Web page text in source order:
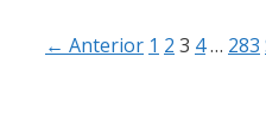
← Anterior 1 2 3 4… 283